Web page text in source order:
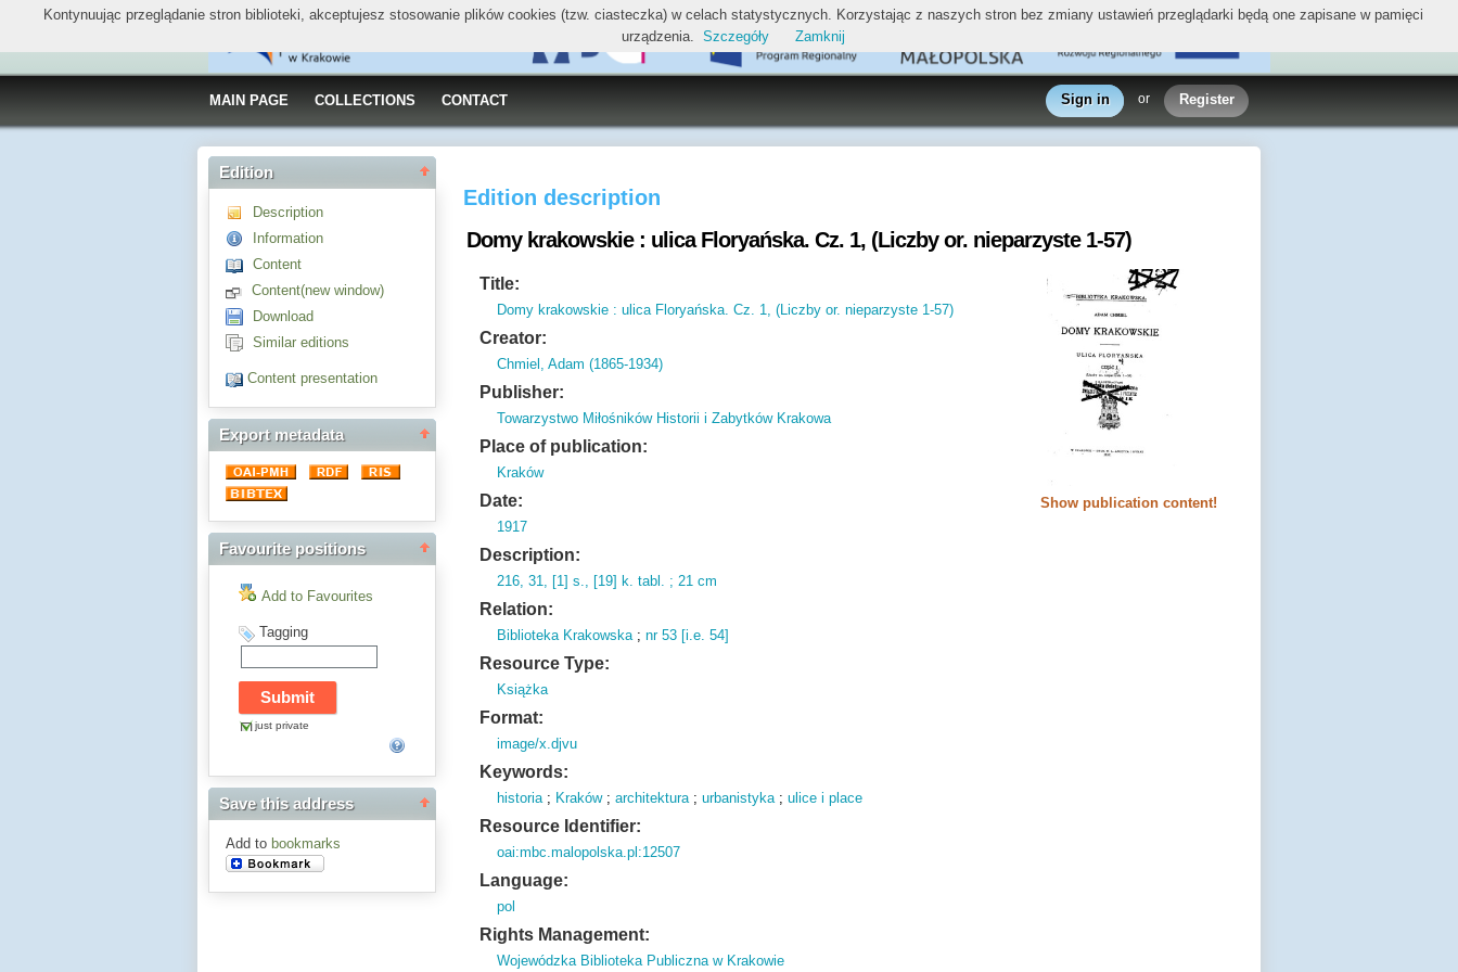
MAIN PAGE COLLECTIONS CONTACT Sign in or Register
Edition
Description
Information
Content
Content(new window)
Download
Similar editions
Content presentation
Export metadata
Favourite positions
Add to Favourites
Tagging
just private
Save this address
Add to bookmarks
Edition description
Domy krakowskie : ulica Floryańska. Cz. 1, (Liczby or. nieparzyste 1-57)
Show publication content!
Title:
Domy krakowskie : ulica Floryańska. Cz. 1, (Liczby or. nieparzyste 1-57)
Creator:
Chmiel, Adam (1865-1934)
Publisher:
Towarzystwo Miłośników Historii i Zabytków Krakowa
Place of publication:
Kraków
Date:
1917
Description:
216, 31, [1] s., [19] k. tabl. ; 21 cm
Relation:
Biblioteka Krakowska;nr 53 [i.e. 54]
Resource Type:
Książka
Format:
image/x.djvu
Keywords:
historia; Kraków;architektura;urbanistyka;ulice i place
Resource Identifier:
oai:mbc.malopolska.pl:12507
Language:
pol
Rights Management:
Wojewódzka Biblioteka Publiczna w Krakowie
Kontynuując przeglądanie stron biblioteki, akceptujesz stosowanie plików cookies (tzw. ciasteczka) w celach statystycznych. Korzystając z naszych stron bez zmiany ustawień przeglądarki będą one zapisane w pamięci
urządzenia. Szczegóły Zamknij